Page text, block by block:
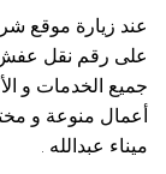
عند زيارة موقع
على رقم نقل عفش
جميع الخدمات و
أعمال منوعة و
ميناء عبدالله .